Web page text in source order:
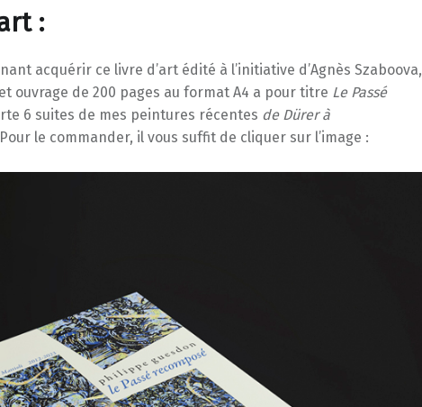
:
acquérir ce livre d’art édité à l’initiative d’Agnès Szaboova,
ouvrage de 200 pages au format A4 a pour titre Le Passé
6 suites de mes peintures récentes de Dürer à
le commander, il vous suffit de cliquer sur l’image :